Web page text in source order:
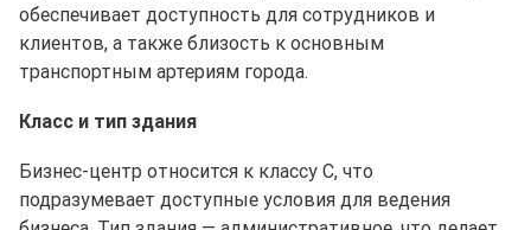
обеспечивает доступность для сотрудников и
клиентов, а также близость к основным
транспортным артериям города.
Класс и тип здания
Бизнес-центр относится к классу C, что
подразумевает доступные условия для ведения